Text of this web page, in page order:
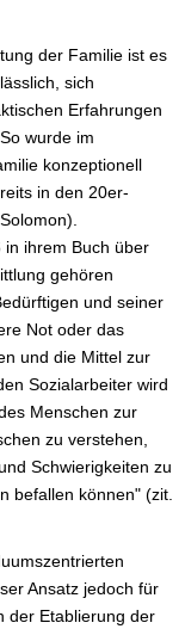
der Familie ist es
sich
Erfahrungen
wurde im
konzeptionell
in den 20er-
in ihrem Buch über
gehören
und seiner
Not oder das
und die Mittel zur
Sozialarbeiter wird
Menschen zur
zu verstehen,
Schwierigkeiten zu
befallen können" (zit.
Ansatz jedoch für
der Etablierung der